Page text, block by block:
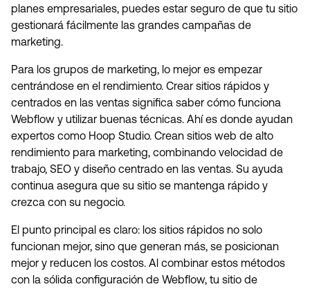
planes empresariales, puedes estar seguro de que tu sitio
gestionará fácilmente las grandes campañas de
marketing.
Para los grupos de marketing, lo mejor es empezar
centrándose en el rendimiento. Crear sitios rápidos y
centrados en las ventas significa saber cómo funciona
Webflow y utilizar buenas técnicas. Ahí es donde ayudan
expertos como Hoop Studio. Crean sitios web de alto
rendimiento para marketing, combinando velocidad de
trabajo, SEO y diseño centrado en las ventas. Su ayuda
continua asegura que su sitio se mantenga rápido y
crezca con su negocio.
El punto principal es claro: los sitios rápidos no solo
funcionan mejor, sino que generan más, se posicionan
mejor y reducen los costos. Al combinar estos métodos
con la sólida configuración de Webflow, tu sitio de